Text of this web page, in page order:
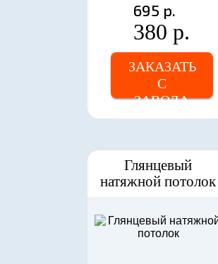
695 р.
380 р.
ЗАКАЗАТЬ
С
ЗАВОДА
Глянцевый
натяжной потолок